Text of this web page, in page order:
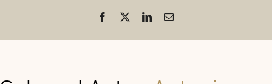
Facebook LinkedInCorreo